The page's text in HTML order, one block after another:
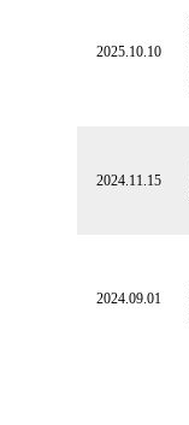
2025.10.10
2024.11.15
2024.09.01